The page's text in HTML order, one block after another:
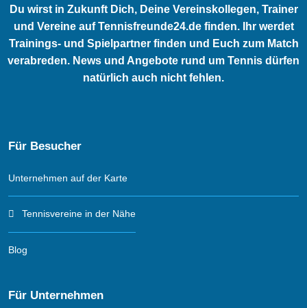
Du wirst in Zukunft Dich, Deine Vereinskollegen, Trainer
und Vereine auf Tennisfreunde24.de finden. Ihr werdet
Trainings- und Spielpartner finden und Euch zum Match
verabreden. News und Angebote rund um Tennis dürfen
natürlich auch nicht fehlen.
Für Besucher
Unternehmen auf der Karte
Tennisvereine in der Nähe
Blog
Für Unternehmen